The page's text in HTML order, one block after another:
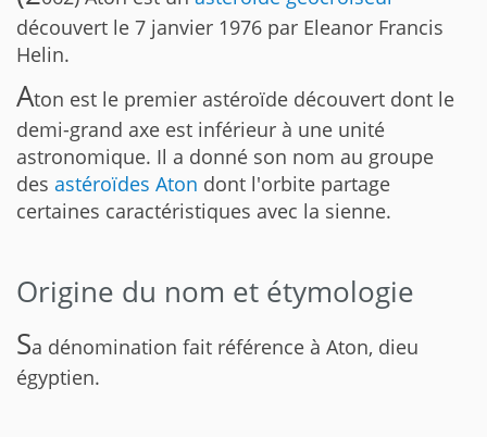
découvert le 7 janvier 1976 par Eleanor Francis
Helin.
Aton est le premier astéroïde découvert dont le
demi-grand axe est inférieur à une unité
astronomique. Il a donné son nom au groupe
des astéroïdes Aton dont l'orbite partage
certaines caractéristiques avec la sienne.
Origine du nom et étymologie
Sa dénomination fait référence à Aton, dieu
égyptien.